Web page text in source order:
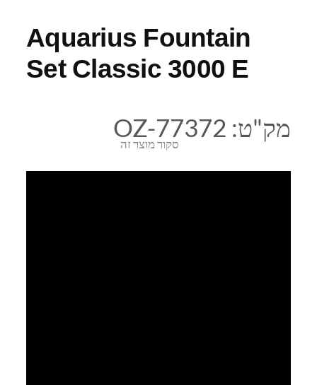
Aquarius Fountain
Set Classic 3000 E
סקור מוצר זה
מק"ט: OZ-77372